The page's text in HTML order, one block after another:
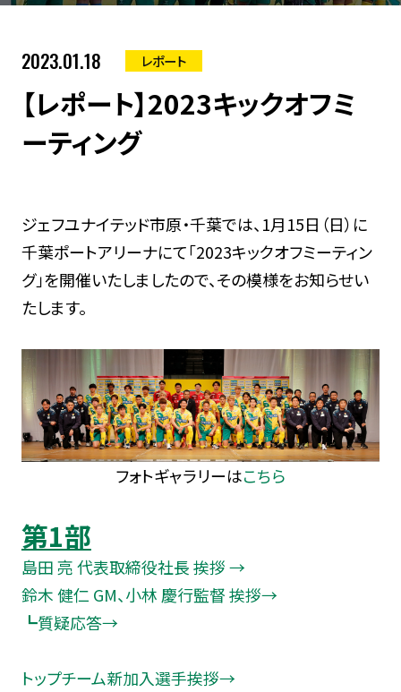
2023.01.18 レポート
【レポート】2023キックオフミ
ーティング
ジェフユナイテッド市原・千葉では、1月15日（日）に
千葉ポートアリーナにて「2023キックオフミーティン
グ」を開催いたしましたので、その模様をお知らせい
たします。
フォトギャラリーはこちら
第1部
島田 亮 代表取締役社長 挨拶 →
鈴木 健仁 GM、小林 慶行監督 挨拶→
┗質疑応答→
トップチーム新加入選手挨拶→